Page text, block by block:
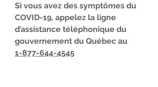
Si vous avez des symptômes du
COVID-19, appelez la ligne
d’assistance téléphonique du
gouvernement du Québec au
1-877-644-4545